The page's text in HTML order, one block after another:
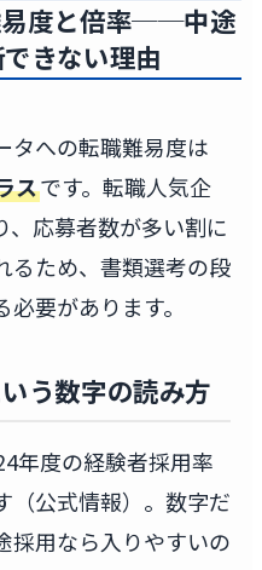
易度と倍率──中途
きない理由
タへの転職難易度は
スです。転職人気企
、応募者数が多い割に
るため、書類選考の段
要があります。
う数字の読み方
年度の経験者採用率
（公式情報）。数字だ
採用なら入りやすいの